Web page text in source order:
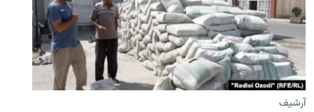
آرشیف